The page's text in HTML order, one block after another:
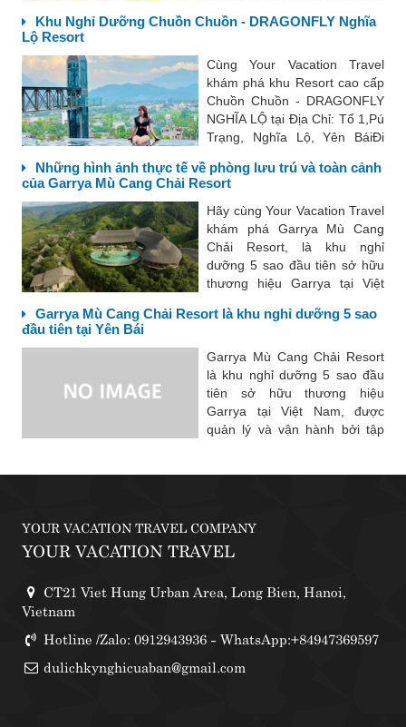
sở hữu vẻ đẹp hoang sơ nơi
Yên Bái, ẩn chứa một...
Khu Nghỉ Dưỡng Chuồn Chuồn - ​DRAGONFLY Nghĩa
Lộ Resort
Cùng Your Vacation Travel
khám phá khu Resort cao cấp
Chuồn Chuồn - ​DRAGONFLY
NGHĨA LỘ tại Địa Chỉ: Tổ 1,Pú
Trạng, Nghĩa Lộ, Yên BáiĐi
2018, Chuồn Chuồn Nghĩa Lộ
mang trong mình một phong
cách hiện đại và tinh...
Những hình ảnh thực tế về phòng lưu trú và toàn cảnh
của Garrya Mù Cang Chải Resort
Hãy cùng Your Vacation Travel
khám phá Garrya Mù Cang
Chải Resort, là khu nghỉ
dưỡng 5 sao đầu tiên sở hữu
thương hiệu Garrya tại Việt
hành bởi tập đoàn Banyan
Banyan Tree). Thiên đường...
Garrya Mù Cang Chải Resort là khu nghỉ dưỡng 5 sao
đầu tiên tại Yên Bái
Garrya Mù Cang Chải Resort
là khu nghỉ dưỡng 5 sao đầu
tiên sở hữu thương hiệu
Garrya tại Việt Nam, được
quản lý và vận hành bởi tập
Resort nép...
YOUR VACATION TRAVEL COMPANY
YOUR VACATION TRAVEL
CT21 Viet Hung Urban Area, Long Bien, Hanoi,
Vietnam
Hotline /Zalo: 0912943936 - WhatsApp:+84947369597
dulichkynghicuaban@gmail.com